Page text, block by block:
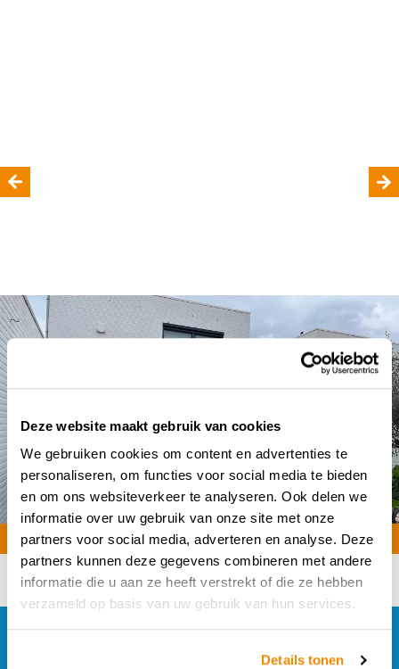
Deze website maakt gebruik van cookies
We gebruiken cookies om content en advertenties te
personaliseren, om functies voor social media te bieden
en om ons websiteverkeer te analyseren. Ook delen we
informatie over uw gebruik van onze site met onze
partners voor social media, adverteren en analyse. Deze
partners kunnen deze gegevens combineren met andere
informatie die u aan ze heeft verstrekt of die ze hebben
verzameld op basis van uw gebruik van hun services.
Details tonen